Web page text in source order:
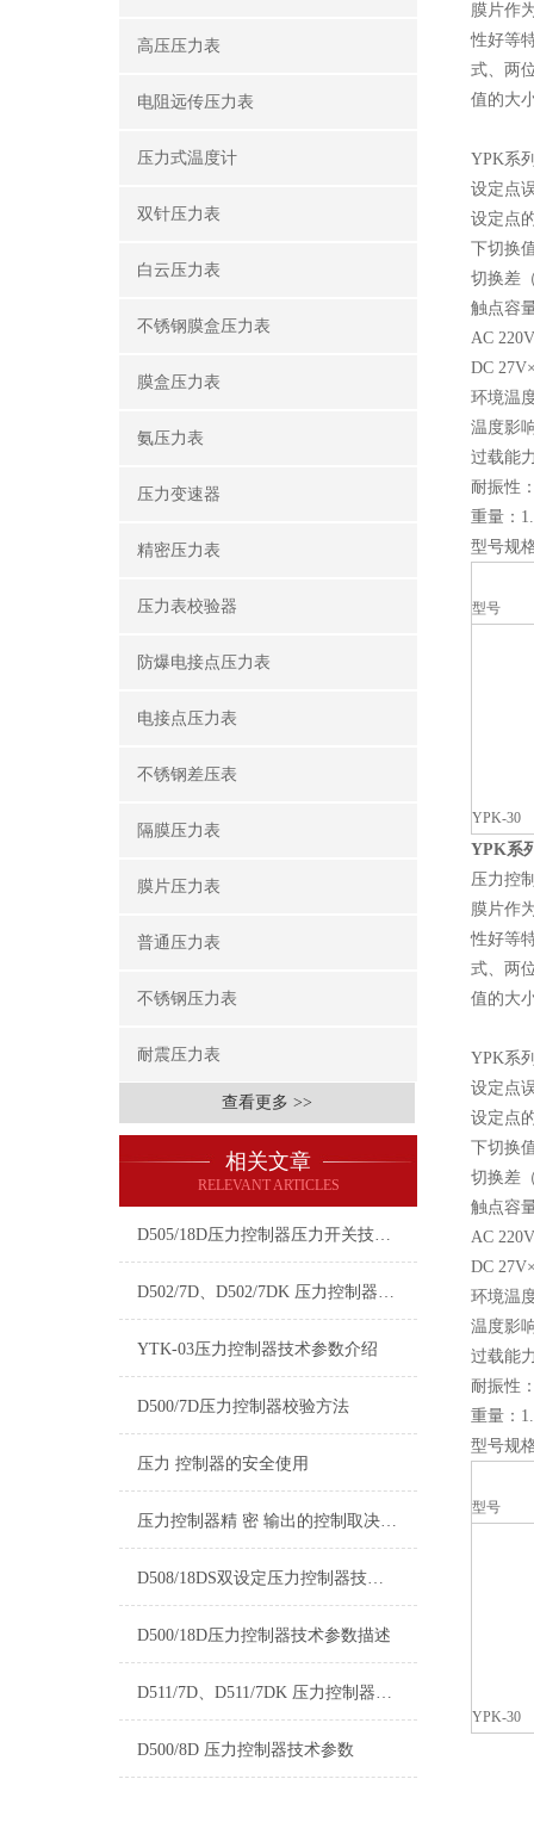
高压压力表
电阻远传压力表
压力式温度计
双针压力表
白云压力表
不锈钢膜盒压力表
膜盒压力表
氨压力表
压力变速器
精密压力表
压力表校验器
防爆电接点压力表
电接点压力表
不锈钢差压表
隔膜压力表
膜片压力表
普通压力表
不锈钢压力表
耐震压力表
查看更多 >>
相关文章
RELEVANT ARTICLES
D505/18D压力控制器压力开关技术参数介绍
D502/7D、D502/7DK 压力控制器技术参数
YTK-03压力控制器技术参数介绍
D500/7D压力控制器校验方法
压力 控制器的安全使用
压力控制器精 密 输出的控制取决于什么
D508/18DS双设定压力控制器技术参数介绍
D500/18D压力控制器技术参数描述
D511/7D、D511/7DK 压力控制器技术参数
D500/8D 压力控制器技术参数
膜片作
性好等
式、两
值的大
YPK系
设定点
设定点
下切换
切换差
触点容
AC
DC
环境温
温度影
过载能
耐振性
重量：
型号规
型号
YPK-30
YPK系
压力控
膜片作
性好等
式、两
值的大
YPK系
设定点
设定点
下切换
切换差
触点容
AC
DC
环境温
温度影
过载能
耐振性
重量：
型号规
型号
YPK-30